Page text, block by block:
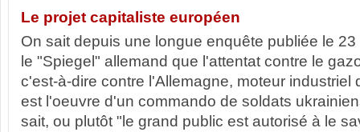
Le projet capitaliste européen
On sait depuis une longue enquête publiée le
le "Spiegel" allemand que l'attentat contre le
c'est-à-dire contre l'Allemagne, moteur industriel
est l'oeuvre d'un commando de soldats
sait, ou plutôt "le grand public est autorisé à le